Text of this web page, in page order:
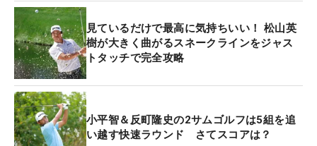
見ているだけで最高に気持ちいい！ 松山英
樹が大きく曲がるスネークラインをジャス
トタッチで完全攻略
小平智＆反町隆史の2サムゴルフは5組を追
い越す快速ラウンド さてスコアは？